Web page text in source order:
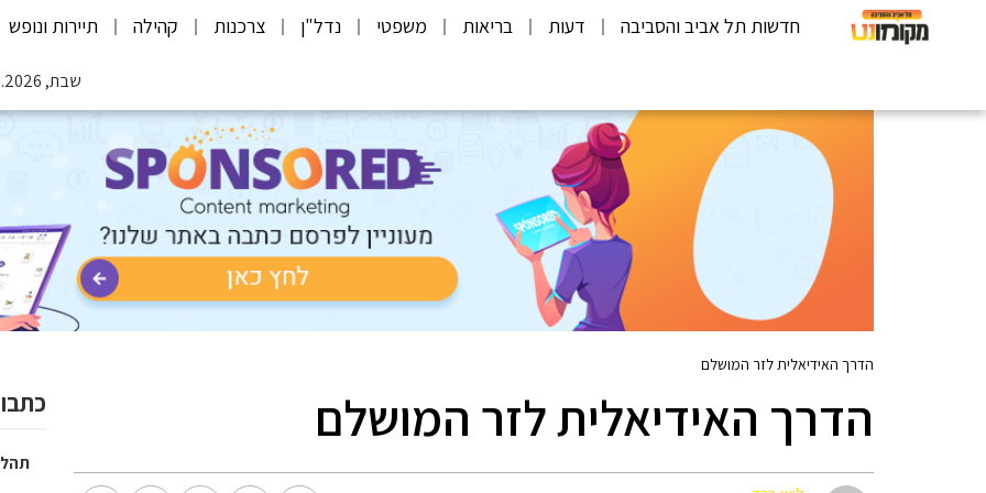
חדשות תל אביב והסביבה דעות בריאות משפטי נדל"ן צרכנות קהילה תיירות ונופש
שבת, 08.08.2026
הדרך האידיאלית לזר המושלם
הדרך האידיאלית לזר המושלם